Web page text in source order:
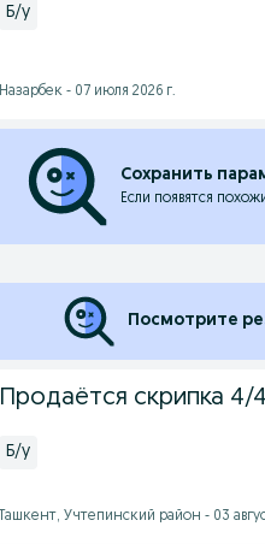
Б/у
Назарбек - 07 июля 2026 г.
Сохранить
Если появятся
Посмотрите
Продаётся скрипка 4/4
Б/у
Ташкент, Учтепинский район - 03